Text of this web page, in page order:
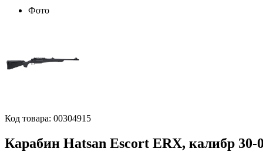
Фото
Код товара: 00304915
Карабин Hatsan Escort ERX, калибр